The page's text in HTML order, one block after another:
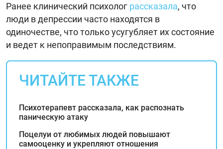
Ранее клинический психолог рассказала, что
люди в депрессии часто находятся в
одиночестве, что только усугубляет их состояние
и ведет к непоправимым последствиям.
ЧИТАЙТЕ ТАКЖЕ
Психотерапевт рассказала, как распознать
паническую атаку
Поцелуи от любимых людей повышают
самооценку и укрепляют отношения